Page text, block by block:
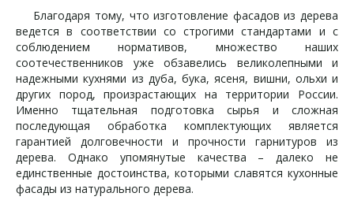
Благодаря тому, что изготовление фасадов из дерева
ведется в соответствии со строгими стандартами и с
соблюдением нормативов, множество наших
соотечественников уже обзавелись великолепными и
надежными кухнями из дуба, бука, ясеня, вишни, ольхи и
других пород, произрастающих на территории России.
Именно тщательная подготовка сырья и сложная
последующая обработка комплектующих является
гарантией долговечности и прочности гарнитуров из
дерева. Однако упомянутые качества – далеко не
единственные достоинства, которыми славятся кухонные
фасады из натурального дерева.